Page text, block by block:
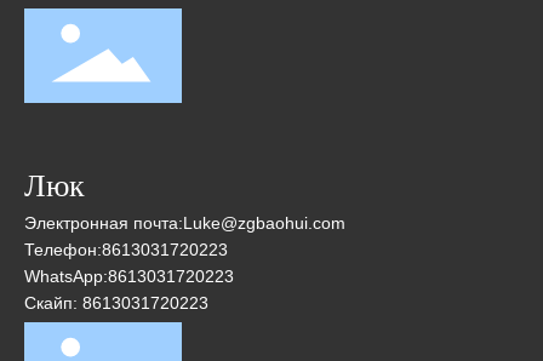
Люк
Электронная почта:Luke@zgbaohui.com
Телефон:8613031720223
WhatsApp:8613031720223
Скайп: 8613031720223